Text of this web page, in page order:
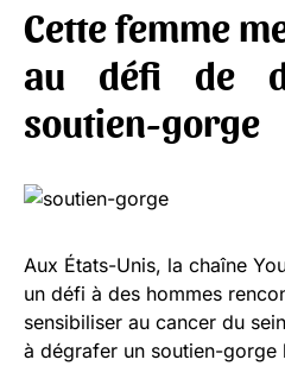
Cette femme
au défi de
soutien-gorge
Aux États-Unis, la chaîne
un défi à des hommes
sensibiliser au cancer du
à dégrafer un soutien-gorge